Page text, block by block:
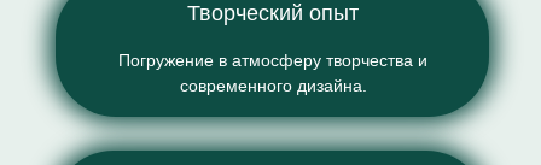
Творческий опыт
Погружение в атмосферу творчества и
современного дизайна.